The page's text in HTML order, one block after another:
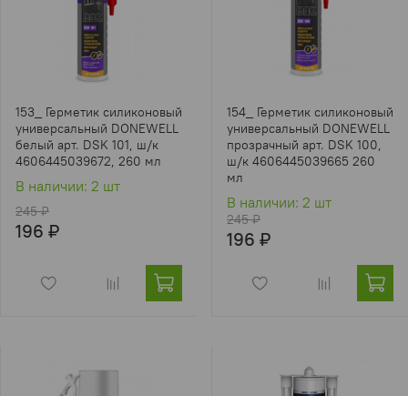
153_ Герметик силиконовый
универсальный DONEWELL
белый арт. DSK 101, ш/к
4606445039672, 260 мл
В наличии: 2 шт
245 ₽
196 ₽
154_ Герметик силиконовый
универсальный DONEWELL
прозрачный арт. DSK 100,
ш/к 4606445039665 260
мл
В наличии: 2 шт
245 ₽
196 ₽